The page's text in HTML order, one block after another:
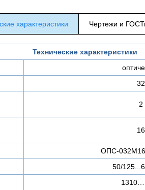
характеристики Чертежи и
Технические характеристики
32
2
16
ОПС-
50/